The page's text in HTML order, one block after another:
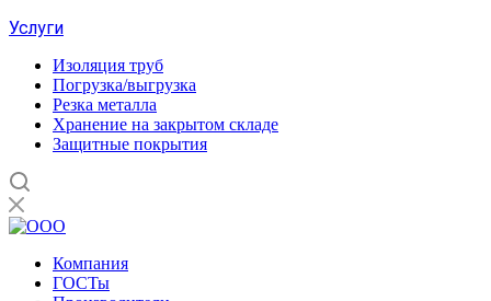
Услуги
Изоляция труб
Погрузка/выгрузка
Резка металла
Хранение на закрытом складе
Защитные покрытия
Компания
ГОСТы